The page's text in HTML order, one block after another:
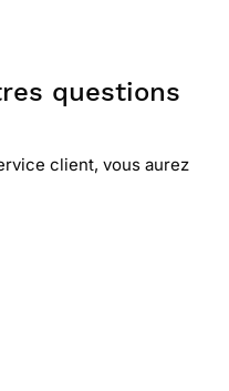
questions
client, vous aurez